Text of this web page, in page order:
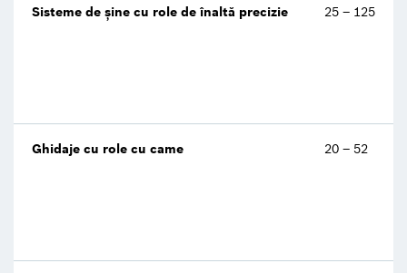
Sisteme de șine cu role de înaltă precizie 25 – 125
Ghidaje cu role cu came 20 – 52